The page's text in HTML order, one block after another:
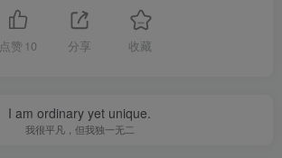
点赞 10 分享 收藏
I am ordinary yet unique.
我很平凡，但我独一无二